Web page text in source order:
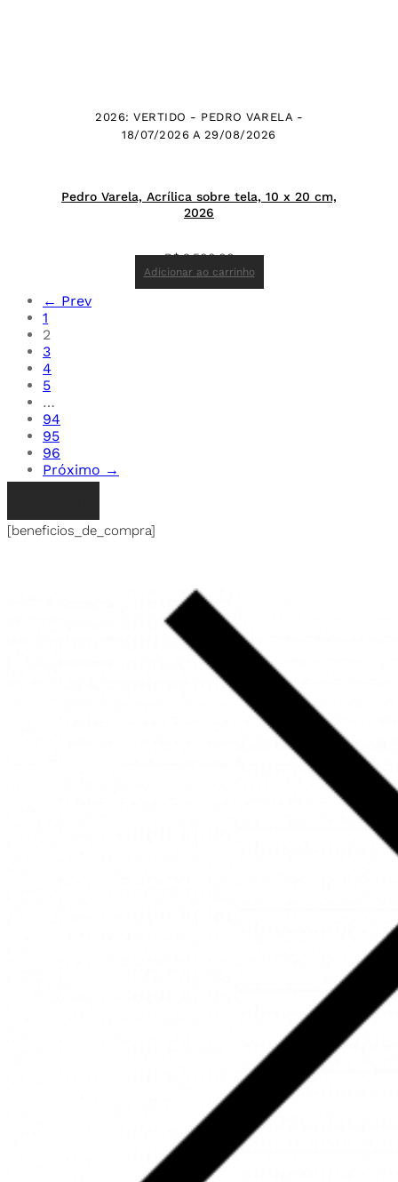
2026: VERTIDO - PEDRO VARELA -
18/07/2026 A 29/08/2026
Pedro Varela, Acrílica sobre tela, 10 x 20 cm,
2026
R$3.500,00
Adicionar ao carrinho
← Prev
1
2
3
4
5
…
94
95
96
Próximo →
[beneficios_de_compra]